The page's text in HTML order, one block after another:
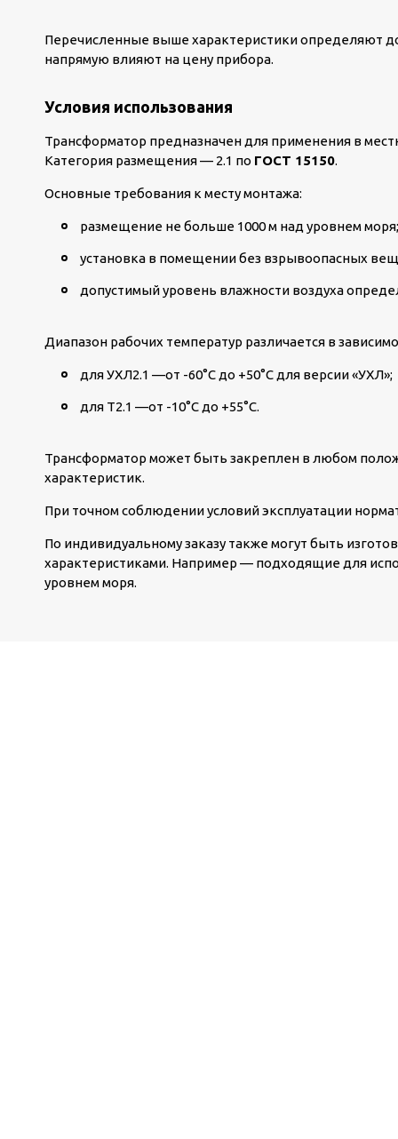
Перечисленные выше характеристики определяют
напрямую влияют на цену прибора.
Условия использования
Трансформатор предназначен для применения в
Категория размещения — 2.1 по ГОСТ 15150.
Основные требования к месту монтажа:
размещение не больше 1000 м над уровнем моря;
установка в помещении без взрывоопасных
допустимый уровень влажности воздуха
Диапазон рабочих температур различается в
для УХЛ2.1 —от -60°С до +50°С для версии «УХЛ»;
для Т2.1 —от -10°С до +55°С.
Трансформатор может быть закреплен в любом
характеристик.
При точном соблюдении условий эксплуатации
По индивидуальному заказу также могут быть
характеристиками. Например — подходящие для
уровнем моря.